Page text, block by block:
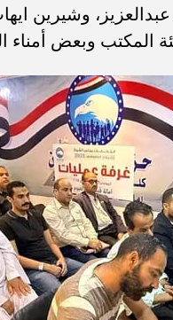
وشيرين
المكتب وبعض أمناء